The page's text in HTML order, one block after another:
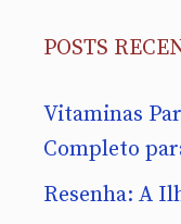
POSTS
Vitaminas
Completo
Resenha: A